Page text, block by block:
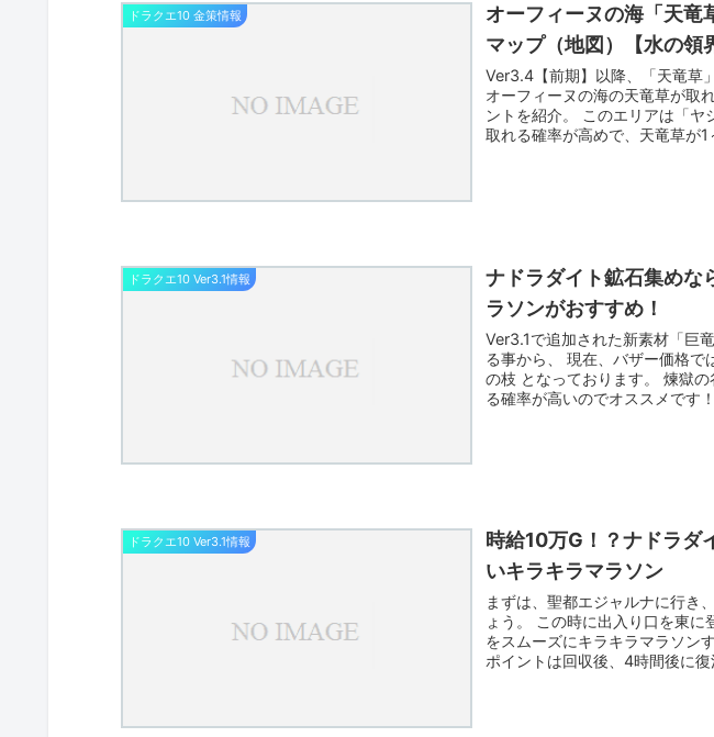
ドラクエ10 金策情報
オーフィーヌの海「天竜
マップ（地図）【水の領
Ver3.4【前期】以降、「天竜草
オーフィーヌの海の天竜草が取
ントを紹介。 このエリアは「ヤ
取れる確率が高めで、天竜草が
ドラクエ10 Ver3.1情報
ナドラダイト鉱石集めな
ラソンがおすすめ！
Ver3.1で追加された新素材「巨
る事から、 現在、バザー価格で
の枝 となっております。 煉獄
る確率が高いのでオススメです
ドラクエ10 Ver3.1情報
時給10万G！？ナドラダ
いキラキラマラソン
まずは、聖都エジャルナに行き
ょう。 この時に出入り口を東
をスムーズにキラキラマラソン
ポイントは回収後、4時間後に